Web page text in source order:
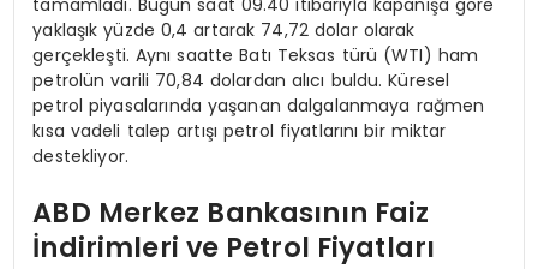
yaklaşık yüzde 0,4 artarak 74,72 dolar olarak
gerçekleşti. Aynı saatte Batı Teksas türü (WTI) ham
petrolün varili 70,84 dolardan alıcı buldu. Küresel
petrol piyasalarında yaşanan dalgalanmaya rağmen
kısa vadeli talep artışı petrol fiyatlarını bir miktar
destekliyor.
ABD Merkez Bankasının Faiz
İndirimleri ve Petrol Fiyatları